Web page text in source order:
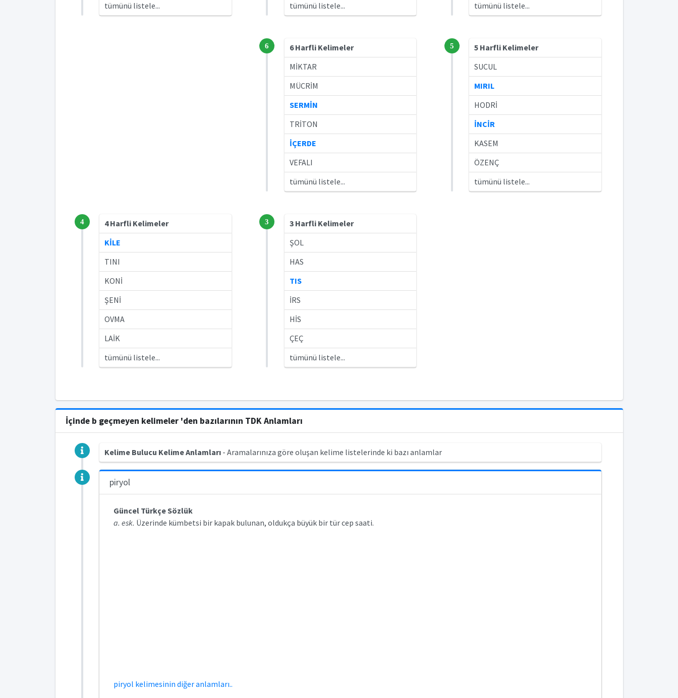
tümünü listele...
tümünü listele...
tümünü listele...
6
6 Harfli Kelimeler
MİKTAR
MÜCRİM
SERMİN
TRİTON
İÇERDE
VEFALI
tümünü listele...
5
5 Harfli Kelimeler
SUCUL
MIRIL
HODRİ
İNCİR
KASEM
ÖZENÇ
tümünü listele...
4
4 Harfli Kelimeler
KİLE
TINI
KONİ
ŞENİ
OVMA
LAİK
tümünü listele...
3
3 Harfli Kelimeler
ŞOL
HAS
TIS
İRS
HİS
ÇEÇ
tümünü listele...
İçinde b geçmeyen kelimeler 'den bazılarının TDK Anlamları
Kelime Bulucu Kelime Anlamları - Aramalarınıza göre oluşan kelime listelerinde ki bazı anlamlar
piryol
Güncel Türkçe Sözlük
a. esk. Üzerinde kümbetsi bir kapak bulunan, oldukça büyük bir tür cep saati.
piryol kelimesinin diğer anlamları..